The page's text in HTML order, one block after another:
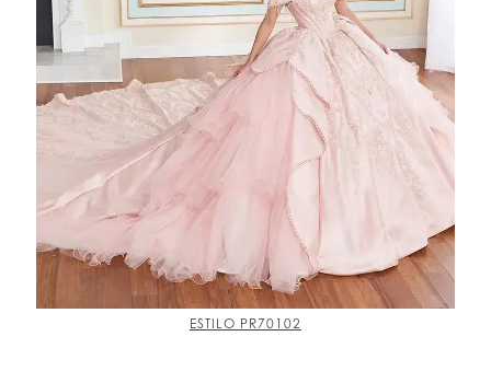
ESTILO PR70102